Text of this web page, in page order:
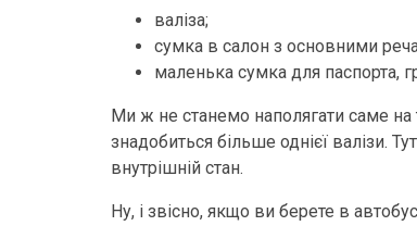
валіза;
сумка в салон з основними
маленька сумка для паспорта,
Ми ж не станемо наполягати саме на
знадобиться більше однієї валізи.
внутрішній стан.
Ну, і звісно, якщо ви берете в